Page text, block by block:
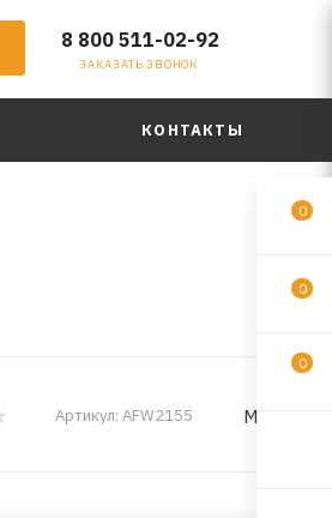
8 800 511-02-92
ЗАКАЗАТЬ ЗВОНОК
КОНТАКТЫ
Артикул: AFW2155 MILES
0
0
0